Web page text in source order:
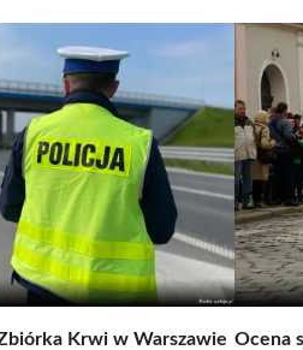
Krwi w Warszawie Ocena